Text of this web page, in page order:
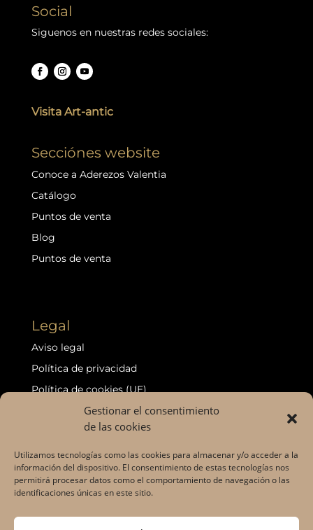
Gestionar el consentimiento
de las cookies
Utilizamos tecnologías como las cookies para almacenar y/o acceder a la
información del dispositivo. El consentimiento de estas tecnologías nos
permitirá procesar datos como el comportamiento de navegación o las
identificaciones únicas en este sitio.
Social
Siguenos en nuestras redes sociales:
Visita Art-antic
Secciónes website
Conoce a Aderezos Valentia
Catálogo
Puntos de venta
Blog
Puntos de venta
Legal
Aviso legal
Política de privacidad
Política de cookies (UE)
Política de devoluciones y reembolsos
Declaración de accesibilidad
Puntos de venta